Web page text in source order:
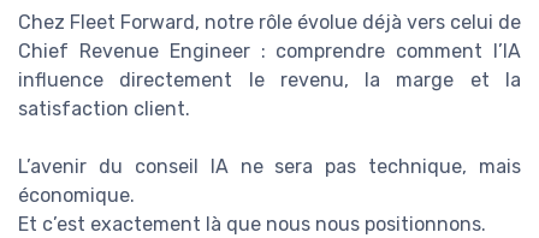
Chez Fleet Forward, notre rôle évolue déjà vers celui de
Chief Revenue Engineer : comprendre comment l’IA
influence directement le revenu, la marge et la
satisfaction client.
L’avenir du conseil IA ne sera pas technique, mais
économique.
Et c’est exactement là que nous nous positionnons.